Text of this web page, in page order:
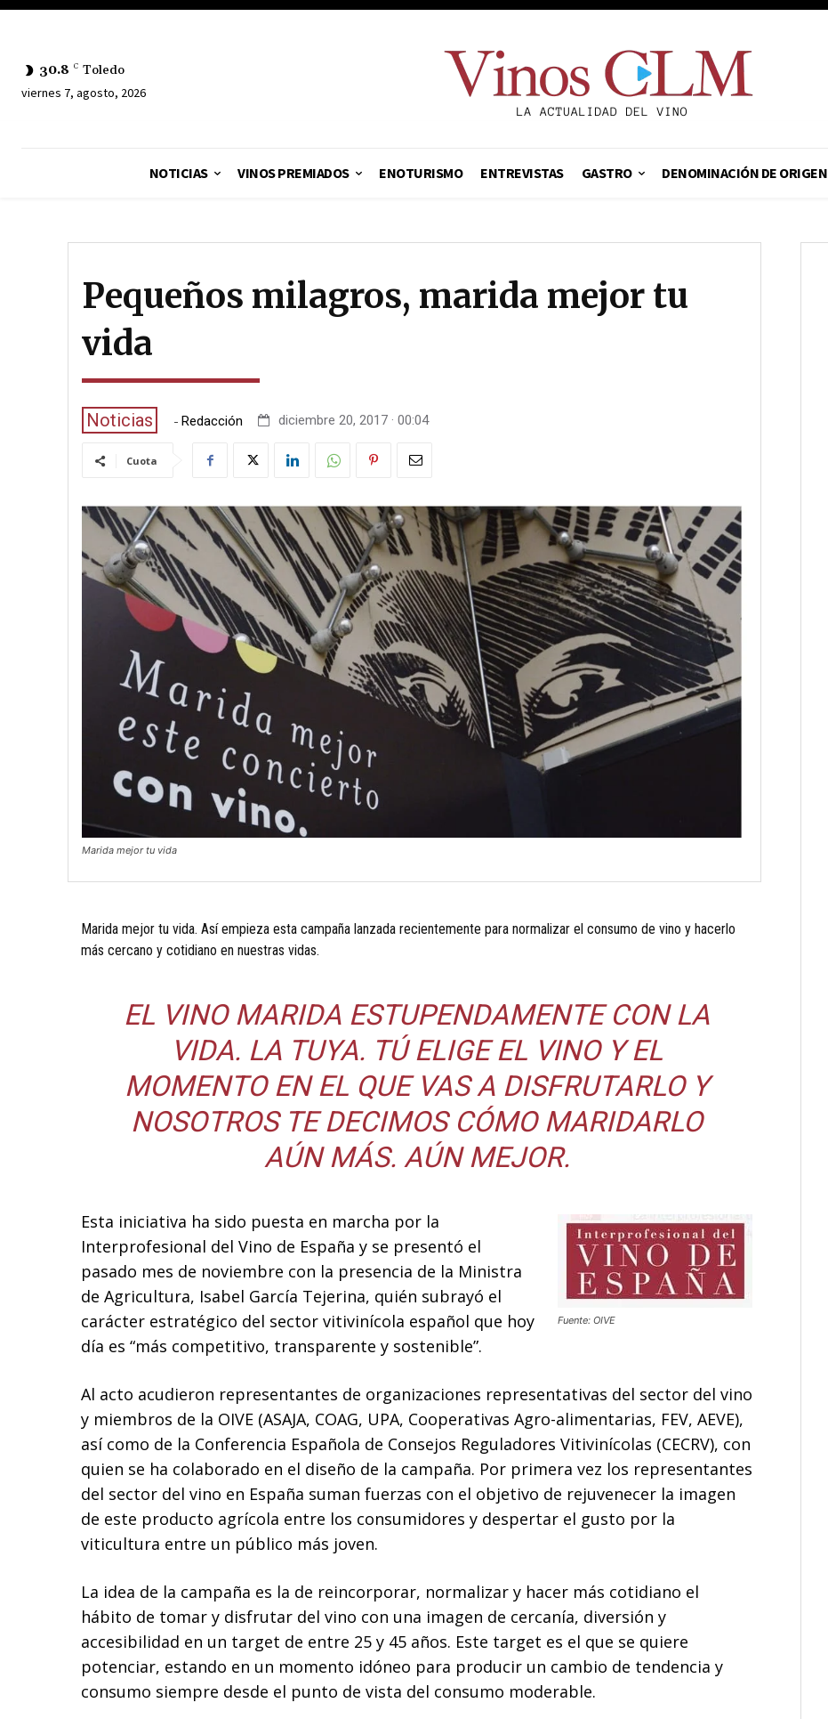
30.8 C Toledo
viernes 7, agosto, 2026
NOTICIAS VINOS PREMIADOS ENOTURISMO ENTREVISTAS GASTRO DENOMINACIÓN DE ORIGEN
Pequeños milagros, marida mejor tu
vida
Noticias - Redacción diciembre 20, 2017 · 00:04
Cuota
Marida mejor tu vida
Marida mejor tu vida. Así empieza esta campaña lanzada recientemente para normalizar el consumo de vino y hacerlo
más cercano y cotidiano en nuestras vidas.
EL VINO MARIDA ESTUPENDAMENTE CON LA
VIDA. LA TUYA. TÚ ELIGE EL VINO Y EL
MOMENTO EN EL QUE VAS A DISFRUTARLO Y
NOSOTROS TE DECIMOS CÓMO MARIDARLO
AÚN MÁS. AÚN MEJOR.
Fuente: OIVE
Esta iniciativa ha sido puesta en marcha por la
Interprofesional del Vino de España y se presentó el
pasado mes de noviembre con la presencia de la Ministra
de Agricultura, Isabel García Tejerina, quién subrayó el
carácter estratégico del sector vitivinícola español que hoy
día es “más competitivo, transparente y sostenible”.
Al acto acudieron representantes de organizaciones representativas del sector del vino
y miembros de la OIVE (ASAJA, COAG, UPA, Cooperativas Agro-alimentarias, FEV, AEVE),
así como de la Conferencia Española de Consejos Reguladores Vitivinícolas (CECRV), con
quien se ha colaborado en el diseño de la campaña. Por primera vez los representantes
del sector del vino en España suman fuerzas con el objetivo de rejuvenecer la imagen
de este producto agrícola entre los consumidores y despertar el gusto por la
viticultura entre un público más joven.
La idea de la campaña es la de reincorporar, normalizar y hacer más cotidiano el
hábito de tomar y disfrutar del vino con una imagen de cercanía, diversión y
accesibilidad en un target de entre 25 y 45 años. Este target es el que se quiere
potenciar, estando en un momento idóneo para producir un cambio de tendencia y
consumo siempre desde el punto de vista del consumo moderable.